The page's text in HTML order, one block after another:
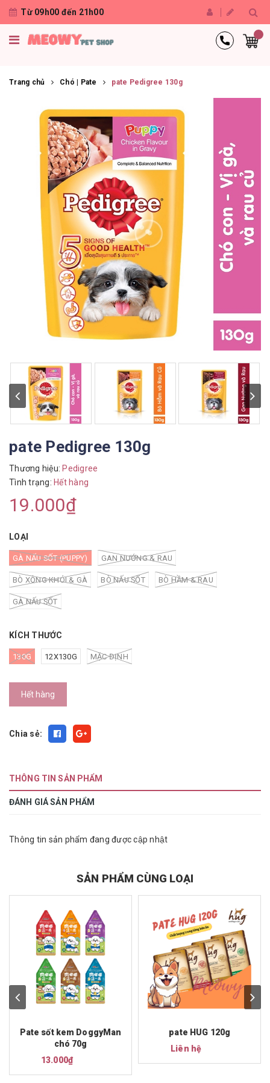
Từ 09h00 đến 21h00
Trang chủ Chó | Pate pate Pedigree 130g
pate Pedigree 130g
Thương hiệu: Pedigree
Tình trạng: Hết hàng
19.000₫
LOẠI
GÀ NẤU SỐT (PUPPY) GAN NƯỚNG & RAU
BÒ XÔNG KHÓI & GÀ BÒ NẤU SỐT BÒ HẦM & RAU
GÀ NẤU SỐT
KÍCH THƯỚC
130G 12X130G MẶC ĐỊNH
Hết hàng
Chia sẻ:
THÔNG TIN SẢN PHẨM
ĐÁNH GIÁ SẢN PHẨM
Thông tin sản phẩm đang được cập nhật
SẢN PHẨM CÙNG LOẠI
Pate sốt kem DoggyMan
chó 70g
13.000₫
pate HUG 120g
Liên hệ